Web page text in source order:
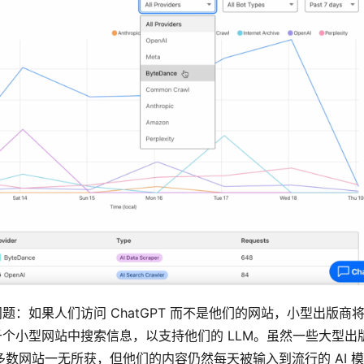
：如果人们访问 ChatGPT 而不是他们的网站，小型出版商
小型网站中搜索信息，以支持他们的 LLM。虽然一些大型出
网站一无所获，但他们的内容仍然每天被输入到流行的 AI